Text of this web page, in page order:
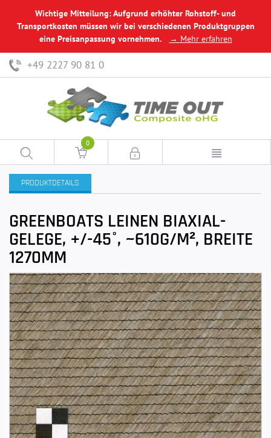
Wichtige Mitteilung: Aufgrund erhöhter Rohstoff- und
Transportkosten müssen wir bei verschiedenen Produktgruppen
eine Preisanpassung vornehmen.
→ Mehr erfahren
+49 2227 90 81 0
0
PRODUKTDETAILS
GREENBOATS LEINEN BIAXIAL-
GELEGE, +/-45°, ~610G/M², BREITE
1270MM